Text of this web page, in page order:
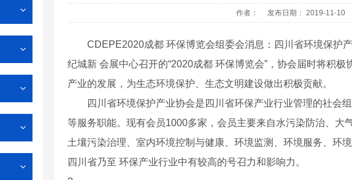
作者： 发布日期： 2019-11-10
CDEPE2020成都 环保博览会组委会消息：四川省环境保护
纪城新 会展中心召开的“2020成都 环保博览会”，协会届时将积
产业的发展，为生态环境保护、生态文明建设做出积极贡献。
四川省环境保护产业协会是四川省环保产业行业管理的社会
等服务职能。现有会员1000多家，会员主要来自水污染防治、大
土壤污染治理、室内环境控制与健康、环境监测、环境服务、环
四川省乃至 环保产业行业中有较高的号召力和影响力。